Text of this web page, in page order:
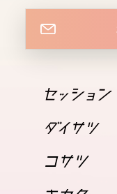
13
tue
wed
15
thu